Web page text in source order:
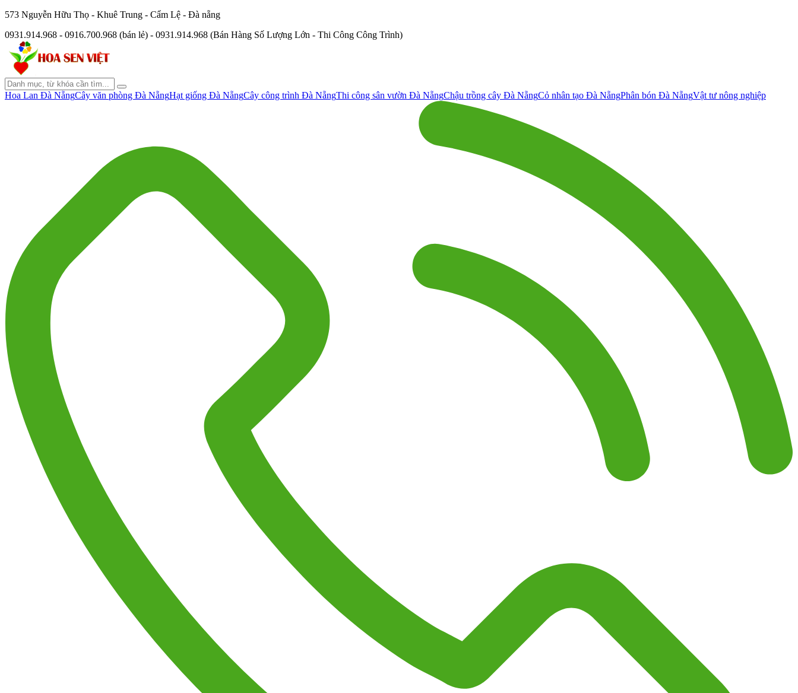
573 Nguyễn Hữu Thọ - Khuê Trung - Cẩm Lệ - Đà nẵng
0931.914.968 - 0916.700.968 (bán lẻ) - 0931.914.968 (Bán Hàng Số Lượng Lớn - Thi Công Công Trình)
Hoa Lan Đà NẵngCây văn phòng Đà NẵngHạt giống Đà NẵngCây công trình Đà NẵngThi công sân vườn Đà NẵngChậu trồng cây Đà NẵngCỏ nhân tạo Đà NẵngPhân bón Đà NẵngVật tư nông nghiệp